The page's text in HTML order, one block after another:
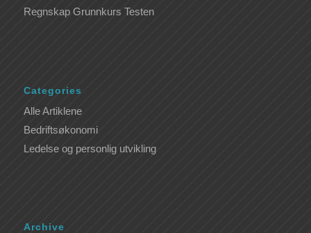
Regnskap Grunnkurs Testen
Categories
Alle Artiklene
Bedriftsøkonomi
Ledelse og personlig utvikling
Archive